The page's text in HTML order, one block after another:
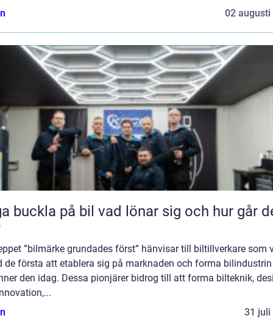
02 augusti
på bil vad lönar sig och hur går det
”bilmärke grundades först” hänvisar till biltillverkare som
de första att etablera sig på marknaden och forma
den idag. Dessa pionjärer bidrog till att forma bilteknik,
31 juli